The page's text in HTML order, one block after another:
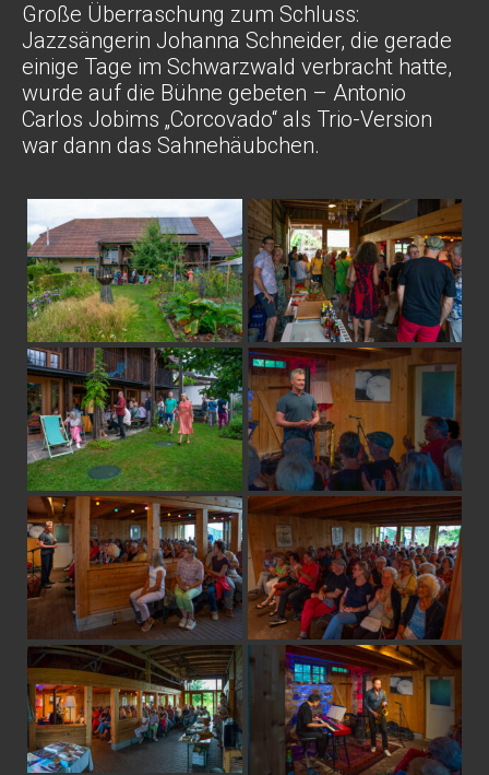
Große Überraschung zum Schluss:
Jazzsängerin Johanna Schneider, die gerade
einige Tage im Schwarzwald verbracht hatte,
wurde auf die Bühne gebeten – Antonio
Carlos Jobims „Corcovado“ als Trio-Version
war dann das Sahnehäubchen.